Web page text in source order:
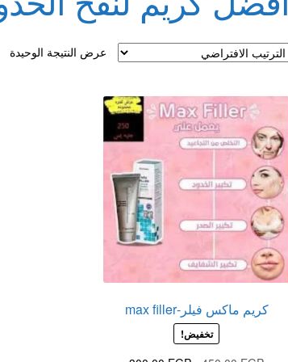
عرض النتيجة الوحيدة
كريم ماكس فيلر-max filler
تخفيض!